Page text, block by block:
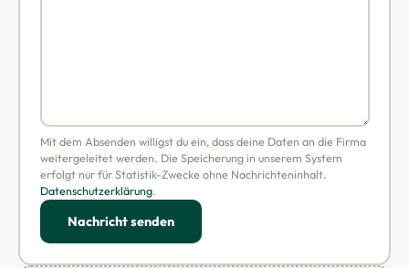
Mit dem Absenden willigst du ein, dass deine Daten an die Firma
weitergeleitet werden. Die Speicherung in unserem System
erfolgt nur für Statistik-Zwecke ohne Nachrichteninhalt.
Datenschutzerklärung.
Nachricht senden